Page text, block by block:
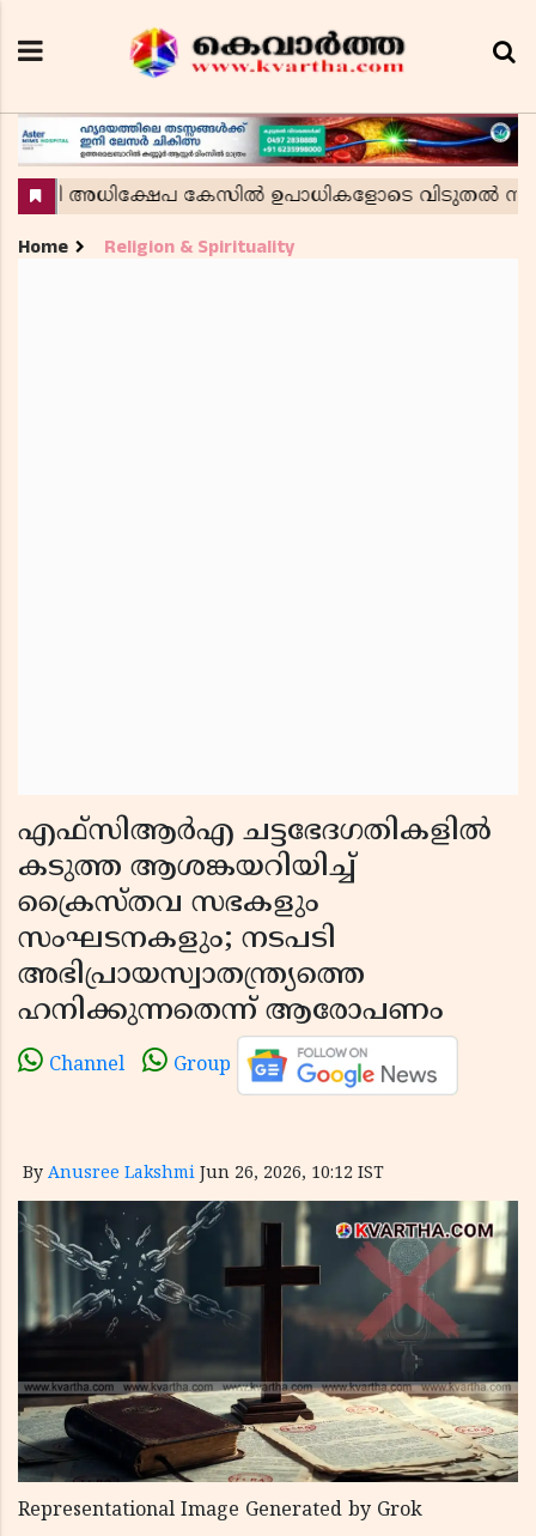
Home Religion & Spirituality
എഫ്സിആർഎ ചട്ടഭേദഗതികളിൽ
കടുത്ത ആശങ്കയറിയിച്ച്
ക്രൈസ്തവ സഭകളും
സംഘടനകളും; നടപടി
അഭിപ്രായസ്വാതന്ത്ര്യത്തെ
ഹനിക്കുന്നതെന്ന് ആരോപണം
Channel Group
By Anusree Lakshmi Jun 26, 2026, 10:12 IST
Representational Image Generated by Grok